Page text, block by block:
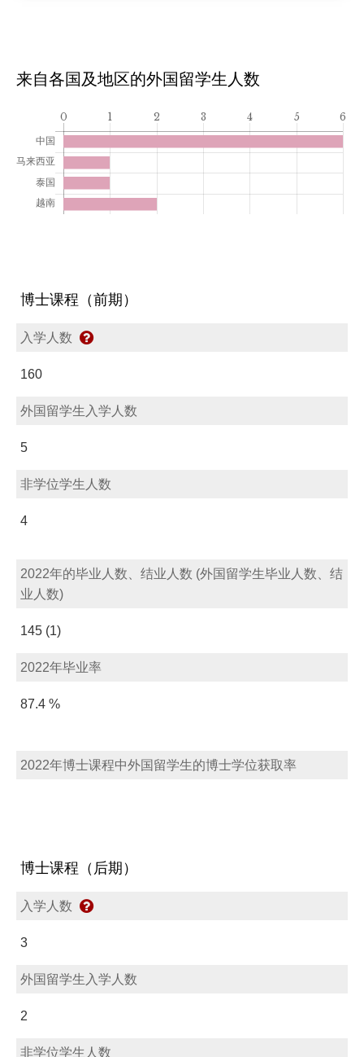
来自各国及地区的外国留学生人数
博士课程（前期）
入学人数
160
外国留学生入学人数
5
非学位学生人数
4
2022年的毕业人数、结业人数 (外国留学生毕业人数、结
业人数)
145 (1)
2022年毕业率
87.4 %
2022年博士课程中外国留学生的博士学位获取率
博士课程（后期）
入学人数
3
外国留学生入学人数
2
非学位学生人数